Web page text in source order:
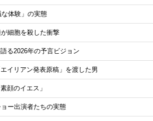
体験」の実態
細胞を殺した衝撃
る2026年の予言ビジョン
イリアン発表原稿」を渡した男
顔のイエス」
ー出演者たちの実態